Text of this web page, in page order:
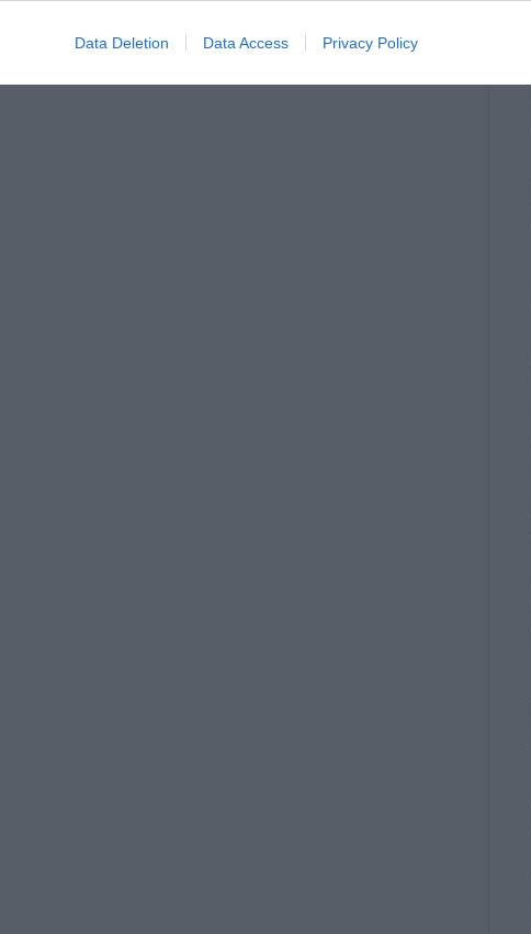
Data Deletion Data Access Privacy Policy
τον πλοηγό για την επόμενη φορά που θα σχολιάσω.